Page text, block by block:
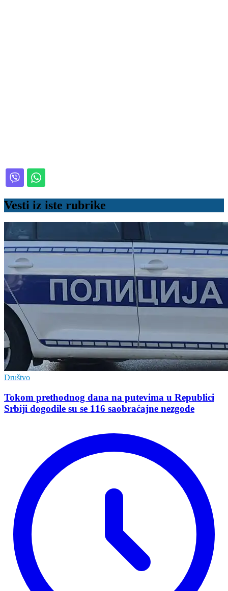
Vesti iz iste rubrike
Društvo
Tokom prethodnog dana na putevima u Republici
Srbiji dogodile su se 116 saobraćajne nezgode